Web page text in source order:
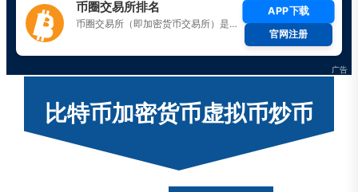
比特币加密货币虚拟币炒币